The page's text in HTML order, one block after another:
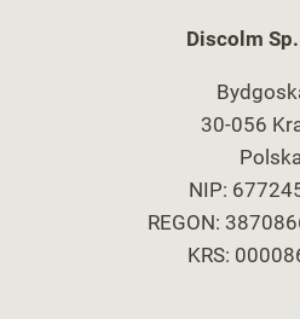
Discolm
30-056
Polska
NIP:
REGON:
KRS: